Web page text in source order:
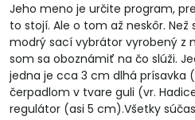
Jeho meno je určite program,
to stojí. Ale o tom až neskôr.
modrý sací vybrátor vyrobený z
som sa oboznámiť na čo slúži.
jedna je cca 3 cm dlhá prísavka
čerpadlom v tvare guli (vr.
regulátor (asi 5 cm).Všetky